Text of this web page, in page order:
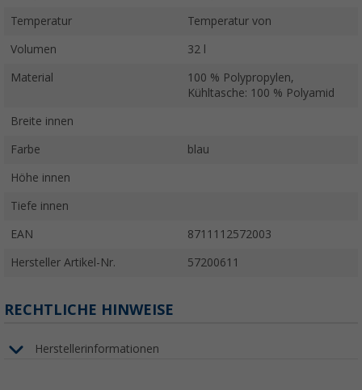
Temperatur Temperatur von
Volumen 32 l
Material
100 % Polypropylen,
Kühltasche: 100 % Polyamid
Breite innen
Farbe blau
Höhe innen
Tiefe innen
EAN 8711112572003
Hersteller Artikel-Nr. 57200611
RECHTLICHE HINWEISE
Herstellerinformationen